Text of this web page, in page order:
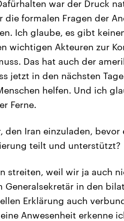
war der Druck
die formalen Fragen der
Ich glaube, es gibt
wichtigen Akteuren zur
Das hat auch der
jetzt in den nächsten
helfen. Und ich
Ferne.
den Iran einzuladen,
teilt und unterstützt?
streiten, weil wir ja auch
in den
Erklärung auch
Anwesenheit erkenne